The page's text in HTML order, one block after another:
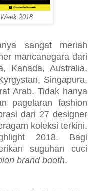
2018
sangat meriah
mancanegara dari
Kanada, Australia,
Singapura,
Arab. Tidak hanya
pagelaran fashion
dari 27 designer
koleksi terkini.
2018. Bagi
suguhan cuci
brand booth.